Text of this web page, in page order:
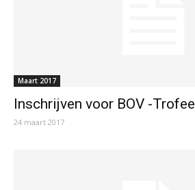
Maart 2017
Inschrijven voor BOV -Trofee
24 maart 2017